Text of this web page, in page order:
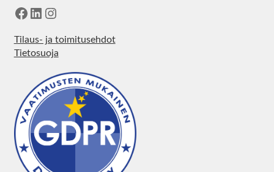
Facebook
LinkedIn
Instagram
Tilaus- ja toimitusehdot
Tietosuoja